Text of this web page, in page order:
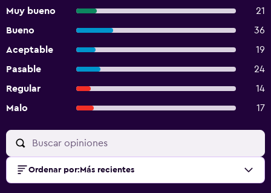
Muy bueno
21
Bueno
36
Aceptable
19
Pasable
24
Regular
14
Malo
17
Ordenar por: Más recientes